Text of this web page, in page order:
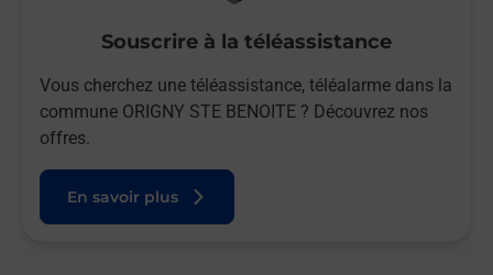
Souscrire à la téléassistance
Vous cherchez une téléassistance, téléalarme dans la
commune ORIGNY STE BENOITE ? Découvrez nos
offres.
En savoir plus